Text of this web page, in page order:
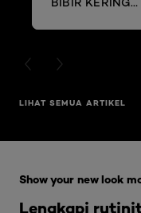
PREVIOUS CARD
NEXT CARD
LIHAT SEMUA ARTIKEL
Lengkapi
Show your new look